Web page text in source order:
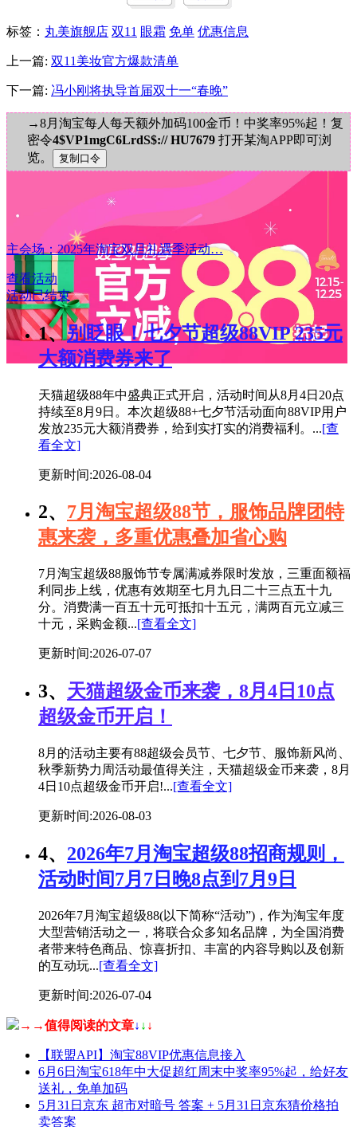
标签 ： 丸美旗舰店 双11 眼霜 免单 优惠信息
上一篇: 双11美妆官方爆款清单
下一篇: 冯小刚将执导首届双十一“春晚”
→8月淘宝每人每天额外加码100金币！中奖率95%起！复
密令4$VP1mgC6LrdS$:// HU7679 打开某淘APP即可浏
览。
主会场：2025年淘宝双旦礼遇季活动…
查看活动
活动已结束
1、 别眨眼！七夕节超级88VIP 235元
大额消费券来了
天猫超级88年中盛典正式开启，活动时间从8月4日20点
持续至8月9日。本次超级88+七夕节活动面向88VIP用户
发放235元大额消费券，给到实打实的消费福利。...[查
看全文]
更新时间:2026-08-04
2、 7月淘宝超级88节，服饰品牌团特
惠来袭，多重优惠叠加省心购
7月淘宝超级88服饰节专属满减券限时发放，三重面额福
利同步上线，优惠有效期至七月九日二十三点五十九
分。消费满一百五十元可抵扣十五元，满两百元立减三
十元，采购金额...[查看全文]
更新时间:2026-07-07
3、 天猫超级金币来袭，8月4日10点
超级金币开启！
8月的活动主要有88超级会员节、七夕节、服饰新风尚、
秋季新势力周活动最值得关注，天猫超级金币来袭，8月
4日10点超级金币开启!...[查看全文]
更新时间:2026-08-03
4、 2026年7月淘宝超级88招商规则，
活动时间7月7日晚8点到7月9日
2026年7月淘宝超级88(以下简称“活动”)，作为淘宝年度
大型营销活动之一，将联合众多知名品牌，为全国消费
者带来特色商品、惊喜折扣、丰富的内容导购以及创新
的互动玩...[查看全文]
更新时间:2026-07-04
→→值得阅读的文章↓ ↓ ↓
【联盟API】淘宝88VIP优惠信息接入
6月6日淘宝618年中大促超红周末中奖率95%起，给好友
送礼，免单加码
5月31日京东 超市对暗号 答案 + 5月31日京东猜价格拍
卖答案